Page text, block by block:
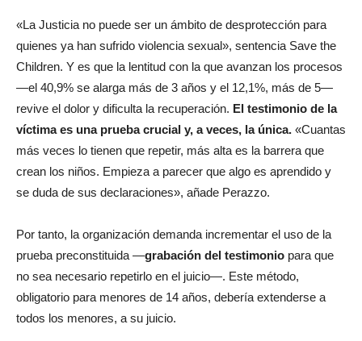
«La Justicia no puede ser un ámbito de desprotección para
quienes ya han sufrido violencia sexual», sentencia Save the
Children. Y es que la lentitud con la que avanzan los procesos
—el 40,9% se alarga más de 3 años y el 12,1%, más de 5—
revive el dolor y dificulta la recuperación. El testimonio de la
víctima es una prueba crucial y, a veces, la única. «Cuantas
más veces lo tienen que repetir, más alta es la barrera que
crean los niños. Empieza a parecer que algo es aprendido y
se duda de sus declaraciones», añade Perazzo.
Por tanto, la organización demanda incrementar el uso de la
prueba preconstituida —grabación del testimonio para que
no sea necesario repetirlo en el juicio—. Este método,
obligatorio para menores de 14 años, debería extenderse a
todos los menores, a su juicio.